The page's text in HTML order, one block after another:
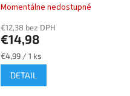
Momentálne nedostupné
€12,38 bez DPH
€14,98
Jednotková
cena:
€4,99 / 1 ks
DETAIL